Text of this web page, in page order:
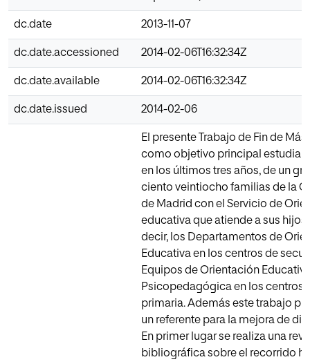
dc.date 2013-11-07
dc.date.accessioned 2014-02-06T16:32:34Z
dc.date.available 2014-02-06T16:32:34Z
dc.date.issued 2014-02-06
El presente Trabajo de Fin de
como objetivo principal estudiar
en los últimos tres años, de un
ciento veintiocho familias de la
de Madrid con el Servicio de
educativa que atiende a sus
decir, los Departamentos de
Educativa en los centros de
Equipos de Orientación
Psicopedagógica en los centros
primaria. Además este trabajo
un referente para la mejora de
En primer lugar se realiza una
bibliográfica sobre el recorrido